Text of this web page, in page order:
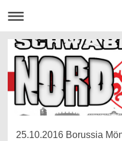
25.10.2016 Borussia